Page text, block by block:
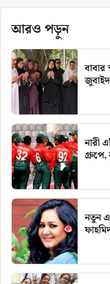
আরও পড়ুন
নারী
গ্রুপে,
নতুন